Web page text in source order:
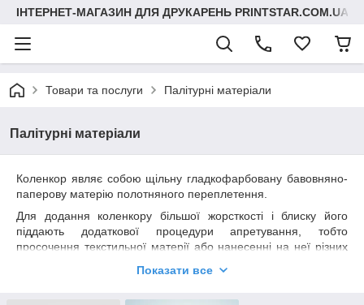
ІНТЕРНЕТ-МАГАЗИН ДЛЯ ДРУКАРЕНЬ PRINTSTAR.COM.UA
Товари та послуги Палітурні матеріали
Палітурні матеріали
Коленкор являє собою щільну гладкофарбовану бавовняно-
паперову матерію полотняного переплетення.
Для додання коленкору більшої жорсткості і блиску його
піддають додаткової процедури апретування, тобто
просочення текстильної матерії або нанесенні на неї різних
Саме це і гарантує коленкору його міцність, несминаемость,
Показати все